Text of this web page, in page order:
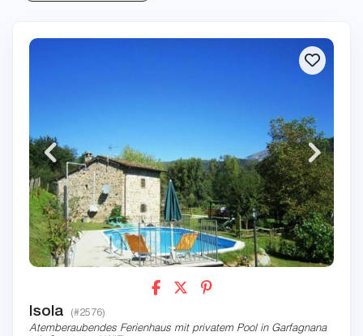
Isola (#2576)
Atemberaubendes Ferienhaus mit privatem Pool in Garfagnana